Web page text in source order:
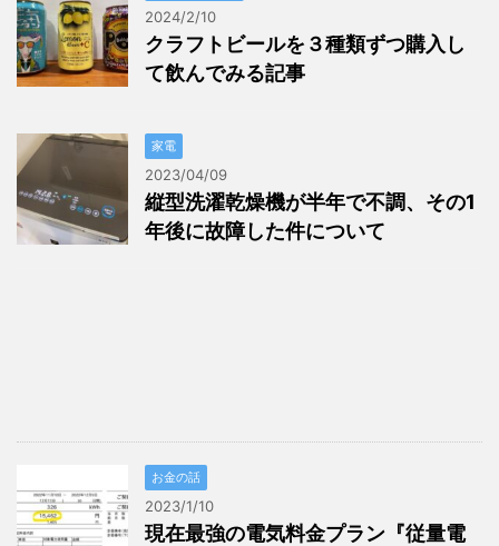
2024/2/10
クラフトビールを３種類ずつ購入し
て飲んでみる記事
家電
2023/04/09
縦型洗濯乾燥機が半年で不調、その1
年後に故障した件について
お金の話
2023/1/10
現在最強の電気料金プラン『従量電